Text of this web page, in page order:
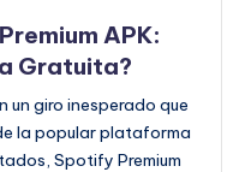
APK:
Gratuita?
un giro inesperado que
la popular plataforma
Spotify Premium